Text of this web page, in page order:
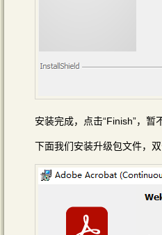
安装完成，点击“Finish”，暂
下面我们安装升级包文件，